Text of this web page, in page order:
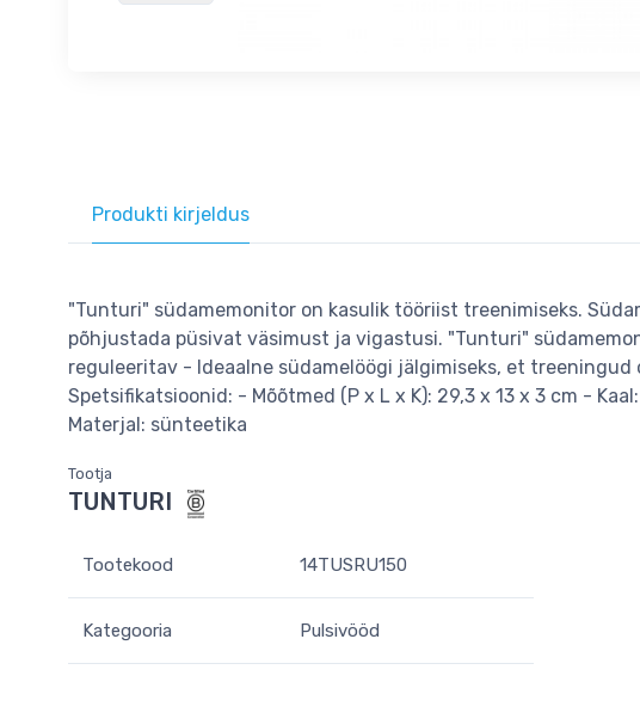
Produkti kirjeldus
"Tunturi" südamemonitor on kasulik tööriist treenimiseks.
põhjustada püsivat väsimust ja vigastusi. "Tunturi"
reguleeritav - Ideaalne südamelöögi jälgimiseks, et
Spetsifikatsioonid: - Mõõtmed (P x L x K): 29,3 x 13 x 3 cm -
Materjal: sünteetika
Tootja
TUNTURI
Tootekood 14TUSRU150
Kategooria Pulsivööd